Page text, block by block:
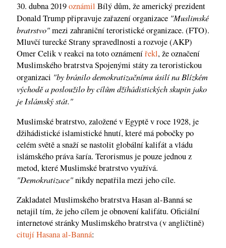
30. dubna 2019oznámil Bílý dům, že americký prezident
Donald Trump připravuje zařazení organizace "Muslimské
bratrstvo"mezi zahraniční teroristické organizace. (FTO).
Mluvčí turecké Strany spravedlnosti a rozvoje (AKP)
Omer Celik v reakci na toto oznámenířekl, že označení
Muslimského bratrstva Spojenými státy za teroristickou
organizaci "by bránilo demokratizačnímu úsilí na Blízkém
východě a posloužilo by cílům džihádistických skupin jako
je Islámský stát."
Muslimské bratrstvo, založené v Egyptě v roce 1928, je
džihádistické islamistické hnutí, které má pobočky po
celém světě a snaží se nastolit globální kalifát a vládu
islámského práva šaría. Terorismus je pouze jednou z
metod, které Muslimské bratrstvo využívá.
"Demokratizace"nikdy nepatřila mezi jeho cíle.
Zakladatel Muslimského bratrstva Hasan al-Banná se
netajil tím, že jeho cílem je obnovení kalifátu. Oficiální
internetové stránky Muslimského bratrstva (v angličtině)
citují Hasana al-Banná: